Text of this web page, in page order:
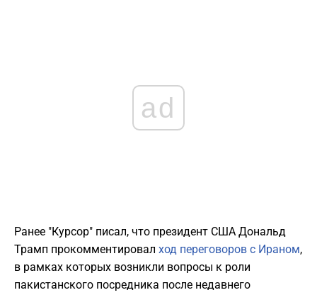
ad
Ранее "Курсор" писал, что президент США Дональд
Трамп прокомментировал ход переговоров с Ираном,
в рамках которых возникли вопросы к роли
пакистанского посредника после недавнего